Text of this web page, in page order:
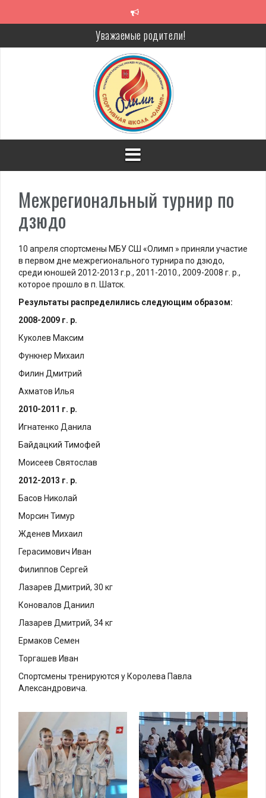
Уважаемые родители!
Алкоголь — путь в никуда
Решение спора без суда
Проголосуй за объекты благоустройства!
Межрегиональный турнир по
дзюдо
10 апреля спортсмены МБУ СШ «Олимп » приняли участие
в первом дне межрегионального турнира по дзюдо,
среди юношей 2012-2013 г.р. , 2011-2010 ., 2009-2008 г. р.,
которое прошло в п. Шатск.
Результаты распределились следующим образом:
2008-2009 г. р.
Куколев Максим
Функнер Михаил
Филин Дмитрий
Ахматов Илья
2010-2011 г. р.
Игнатенко Данила
Байдацкий Тимофей
Моисеев Святослав
2012-2013 г. р.
Басов Николай
Морсин Тимур
Жденев Михаил
Герасимович Иван
Филиппов Сергей
Лазарев Дмитрий, 30 кг
Коновалов Даниил
Лазарев Дмитрий, 34 кг
Ермаков Семен
Торгашев Иван
Спортсмены тренируются у Королева Павла
Александровича.